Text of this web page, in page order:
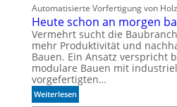
e
c
h
n
i
k
?
n
g
a
u
f
S
c
h
e
i
n
s
c
h
l
i
Automatisierte Vorfertigung von
Heute schon an morgen
Vermehrt sucht die
mehr Produktivität und
Bauen. Ein Ansatz verspricht
modulare Bauen mit
vorgefertigten…
Weiterlesen: